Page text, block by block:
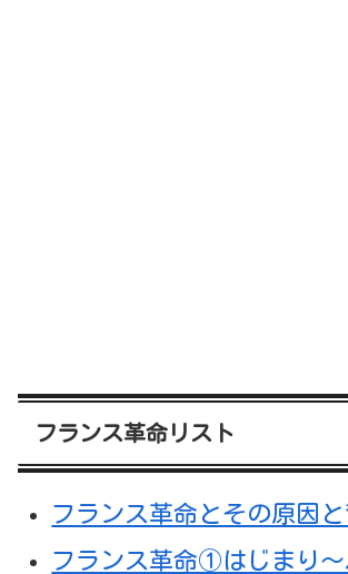
フランス革命リスト
フランス革命とその原因
フランス革命①はじまり